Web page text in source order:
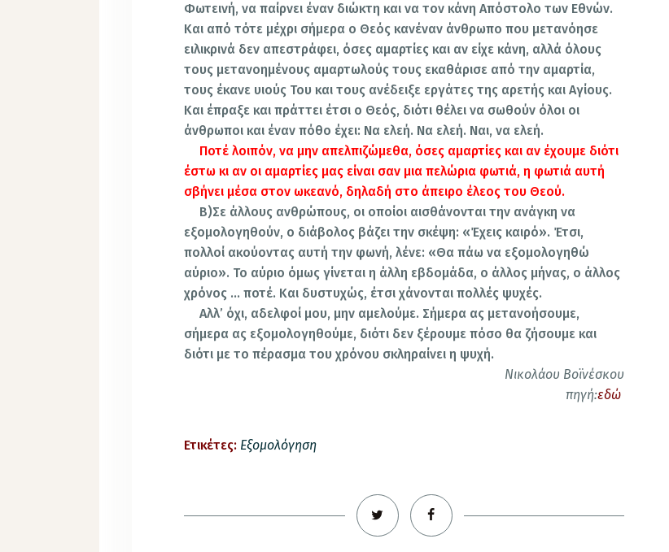
Φωτεινή, να παίρνει έναν διώκτη και να τον κάνη Απόστολο των Εθνών.
Και από τότε μέχρι σήμερα ο Θεός κανέναν άνθρωπο που μετανόησε
ειλικρινά δεν απεστράφει, όσες αμαρτίες και αν είχε κάνη, αλλά όλους
τους μετανοημένους αμαρτωλούς τους εκαθάρισε από την αμαρτία,
τους έκανε υιούς Του και τους ανέδειξε εργάτες της αρετής και Αγίους.
Και έπραξε και πράττει έτσι ο Θεός, διότι θέλει να σωθούν όλοι οι
άνθρωποι και έναν πόθο έχει: Να ελεή. Να ελεή. Ναι, να ελεή.
Ποτέ λοιπόν, να μην απελπιζώμεθα, όσες αμαρτίες και αν έχουμε διότι
έστω κι αν οι αμαρτίες μας είναι σαν μια πελώρια φωτιά, η φωτιά αυτή
σβήνει μέσα στον ωκεανό, δηλαδή στο άπειρο έλεος του Θεού.
Β)Σε άλλους ανθρώπους, οι οποίοι αισθάνονται την ανάγκη να
εξομολογηθούν, ο διάβολος βάζει την σκέψη: «Έχεις καιρό». Έτσι,
πολλοί ακούοντας αυτή την φωνή, λένε: «Θα πάω να εξομολογηθώ
αύριο». Το αύριο όμως γίνεται η άλλη εβδομάδα, ο άλλος μήνας, ο άλλος
χρόνος … ποτέ. Και δυστυχώς, έτσι χάνονται πολλές ψυχές.
Αλλ’ όχι, αδελφοί μου, μην αμελούμε. Σήμερα ας μετανοήσουμε,
σήμερα ας εξομολογηθούμε, διότι δεν ξέρουμε πόσο θα ζήσουμε και
διότι με το πέρασμα του χρόνου σκληραίνει η ψυχή.
Νικολάου Βοϊνέσκου
πηγή:εδώ
Ετικέτες: Εξομολόγηση